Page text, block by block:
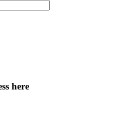
here